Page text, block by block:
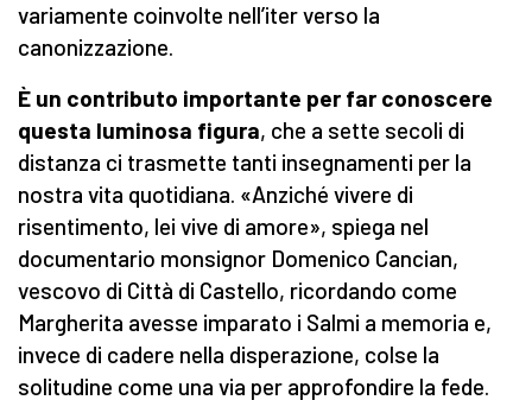
variamente coinvolte nell’iter verso la
canonizzazione.
È un contributo importante per far conoscere
questa luminosa figura, che a sette secoli di
distanza ci trasmette tanti insegnamenti per la
nostra vita quotidiana. «Anziché vivere di
risentimento, lei vive di amore», spiega nel
documentario monsignor Domenico Cancian,
vescovo di Città di Castello, ricordando come
Margherita avesse imparato i Salmi a memoria e,
invece di cadere nella disperazione, colse la
solitudine come una via per approfondire la fede.